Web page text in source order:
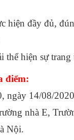
hiện đầy đủ,
thể hiện sự
điểm:
ngày 14/08/
nhà E,
Nội.